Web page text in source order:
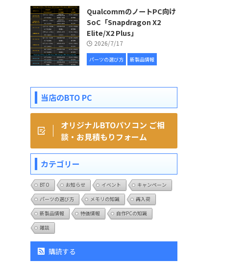
QualcommのノートPC向け
SoC「Snapdragon X2
Elite/X2 Plus」
2026/7/17
パーツの選び方 新製品情報
当店のBTO PC
オリジナルBTOパソコン ご相
談・お見積もりフォーム
カテゴリー
BTO お知らせ イベント
キャンペーン
パーツの選び方
メモリの知識
再入荷
新製品情報
特価情報
自作PCの知識
雑談
購読する